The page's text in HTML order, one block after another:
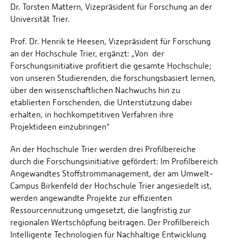
Dr. Torsten Mattern, Vizepräsident für Forschung an der
Universität Trier.
Prof. Dr. Henrik te Heesen, Vizepräsident für Forschung
an der Hochschule Trier, ergänzt: „Von der
Forschungsinitiative profitiert die gesamte Hochschule;
von unseren Studierenden, die forschungsbasiert lernen,
über den wissenschaftlichen Nachwuchs hin zu
etablierten Forschenden, die Unterstützung dabei
erhalten, in hochkompetitiven Verfahren ihre
Projektideen einzubringen“
An der Hochschule Trier werden drei Profilbereiche
durch die Forschungsinitiative gefördert: Im Profilbereich
Angewandtes Stoffstrommanagement, der am Umwelt-
Campus Birkenfeld der Hochschule Trier angesiedelt ist,
werden angewandte Projekte zur effizienten
Ressourcennutzung umgesetzt, die langfristig zur
regionalen Wertschöpfung beitragen. Der Profilbereich
Intelligente Technologien für Nachhaltige Entwicklung